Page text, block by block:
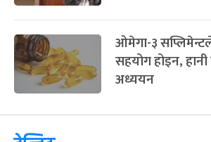
ओमेगा-३
सहयोग होइन,
अध्ययन